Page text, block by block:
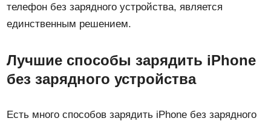
телефон без зарядного устройства, является
единственным решением.
Лучшие способы зарядить iPhone
без зарядного устройства
Есть много способов зарядить iPhone без зарядного